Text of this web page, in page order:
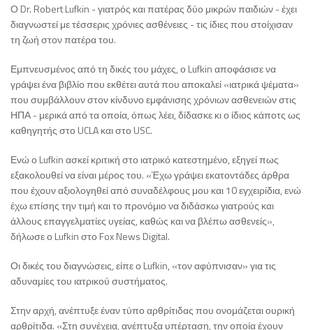
Ο Dr. Robert Lufkin - γιατρός και πατέρας δύο μικρών παιδιών - έχει
διαγνωστεί με τέσσερις χρόνιες ασθένειες - τις ίδιες που στοίχισαν
τη ζωή στον πατέρα του.
Εμπνευσμένος από τη δικές του μάχες, ο Lufkin αποφάσισε να
γράψει ένα βιβλίο που εκθέτει αυτά που αποκαλεί «ιατρικά ψέματα»
που συμβάλλουν στον κίνδυνο εμφάνισης χρόνιων ασθενειών στις
ΗΠΑ - μερικά από τα οποία, όπως λέει, δίδασκε κι ο ίδιος κάποτς ως
καθηγητής στο UCLA και στο USC.
Ενώ ο Lufkin ασκεί κριτική στο ιατρικό κατεστημένο, εξηγεί πως
εξακολουθεί να είναι μέρος του. «Έχω γράψει εκατοντάδες άρθρα
που έχουν αξιολογηθεί από συναδέλφους μου και 10 εγχειρίδια, ενώ
έχω επίσης την τιμή και το προνόμιο να διδάσκω γιατρούς και
άλλους επαγγελματίες υγείας, καθώς και να βλέπω ασθενείς»,
δήλωσε ο Lufkin στο Fox News Digital.
Οι δικές του διαγνώσεις, είπε ο Lufkin, «τον αφύπνισαν» για τις
αδυναμίες του ιατρικού συστήματος.
Στην αρχή, ανέπτυξε έναν τύπο αρθρίτιδας που ονομάζεται ουρική
αρθρίτιδα. «Στη συνέχεια, ανέπτυξα υπέρταση, την οποία έχουν